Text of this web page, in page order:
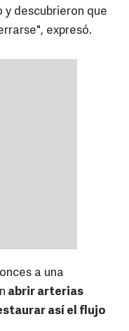
descubrieron que
expresó.
a una
abrir arterias
así el flujo